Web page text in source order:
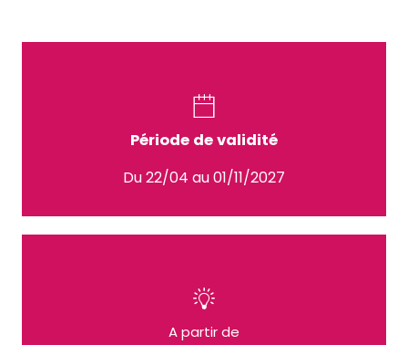
Période de validité
Du 22/04 au 01/11/2027
A partir de